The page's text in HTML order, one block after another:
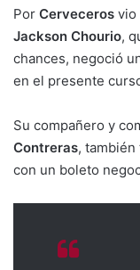
Por Cerveceros vio
Jackson Chourio,
chances, negoció
en el presente
Su compañero y
Contreras,
con un boleto